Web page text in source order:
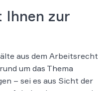
Ihnen zur
aus dem Arbeitsrecht
um das Thema
– sei es aus Sicht der